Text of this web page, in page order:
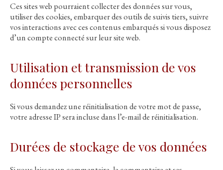
Ces sites web pourraient collecter des données sur vous,
utiliser des cookies, embarquer des outils de suivis tiers, suivre
vos interactions avec ces contenus embarqués si vous disposez
d’un compte connecté sur leur site web.
Utilisation et transmission de vos
données personnelles
Si vous demandez une réinitialisation de votre mot de passe,
votre adresse IP sera incluse dans l’e-mail de réinitialisation.
Durées de stockage de vos données